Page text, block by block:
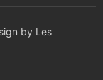
by Les